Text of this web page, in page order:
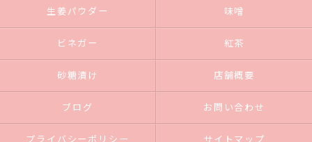
生姜パウダー 味噌
ビネガー 紅茶
砂糖漬け 店舗概要
ブログ お問い合わせ
プライバシーポリシー サイトマップ